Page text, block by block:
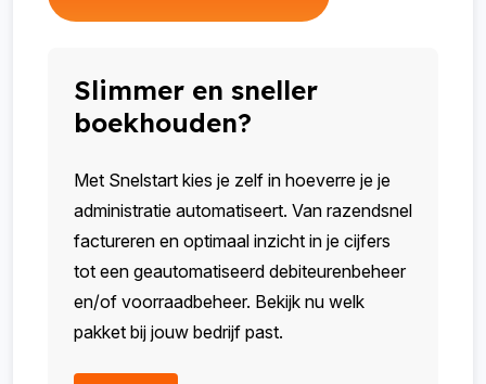
Slimmer en sneller
boekhouden?
Met Snelstart kies je zelf in hoeverre je je
administratie automatiseert. Van razendsnel
factureren en optimaal inzicht in je cijfers
tot een geautomatiseerd debiteurenbeheer
en/of voorraadbeheer. Bekijk nu welk
pakket bij jouw bedrijf past.